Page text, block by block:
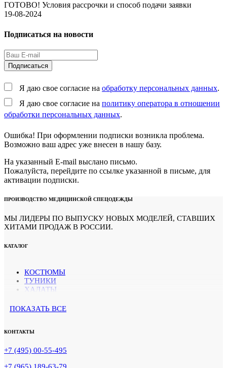
ГОТОВО! Условия рассрочки и способ подачи заявки
19-08-2024
Подписаться на новости
Подписаться
Я даю свое согласие на обработку персональных данных.
Я даю свое согласие на политику оператора в отношении
обработки персональных данных.
Ошибка! При оформлении подписки возникла проблема.
Возможно ваш адрес уже внесен в нашу базу.
На указанный E-mail выслано письмо.
Пожалуйста, перейдите по ссылке указанной в письме, для
активации подписки.
ПРОИЗВОДСТВО МЕДИЦИНСКОЙ СПЕЦОДЕЖДЫ
МЫ ЛИДЕРЫ ПО ВЫПУСКУ НОВЫХ МОДЕЛЕЙ, СТАВШИХ
ХИТАМИ ПРОДАЖ В РОССИИ.
КАТАЛОГ
КОСТЮМЫ
ТУНИКИ
ХАЛАТЫ
ПОКАЗАТЬ ВСЕ
КОНТАКТЫ
+7 (495) 00-55-495